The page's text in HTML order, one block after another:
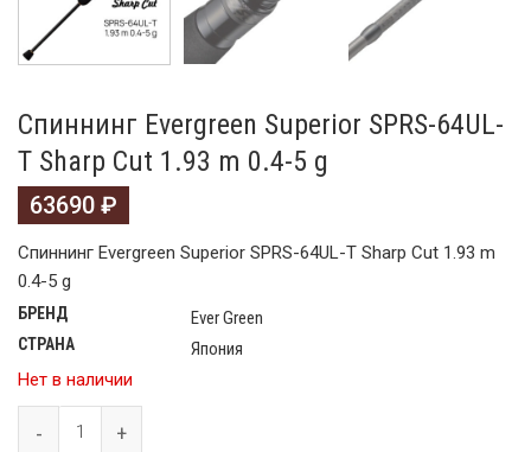
Спиннинг Evergreen Superior SPRS-64UL-
T Sharp Cut 1.93 m 0.4-5 g
63690 ₽
Спиннинг Evergreen Superior SPRS-64UL-T Sharp Cut 1.93 m
0.4-5 g
БРЕНД Ever Green
СТРАНА
Япония
Нет в наличии